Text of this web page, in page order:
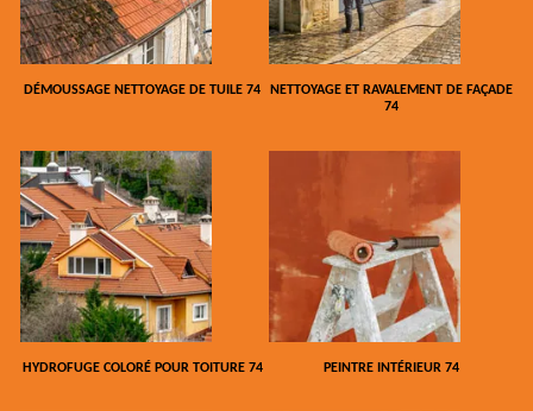
DÉMOUSSAGE NETTOYAGE DE TUILE 74
NETTOYAGE ET RAVALEMENT DE FAÇADE
74
HYDROFUGE COLORÉ POUR TOITURE 74 PEINTRE INTÉRIEUR 74